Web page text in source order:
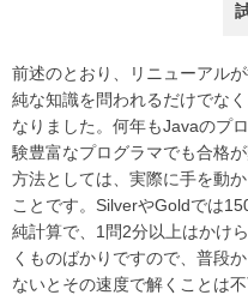
前述のとおり、リニューアル
純な知識を問われるだけでな
なりました。何年もJavaのプ
験豊富なプログラマでも合格
方法としては、実際に手を動
ことです。SilverやGoldでは
純計算で、1問2分以上はかけ
くものばかりですので、普段
ないとその速度で解くことは不